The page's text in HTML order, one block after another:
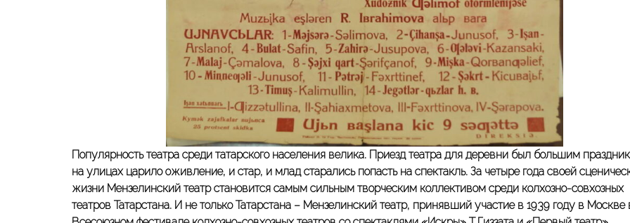
Популярность театра среди татарского населения велика. Приезд театра для деревни был большим
на улицах царило оживление, и стар, и млад старались попасть на спектакль. За четыре года своей
жизни Мензелинский театр становится самым сильным творческим коллективом среди колхозно-совхозных
театров Татарстана. И не только Татарстана – Мензелинский театр, принявший участие в 1939 году в Москве